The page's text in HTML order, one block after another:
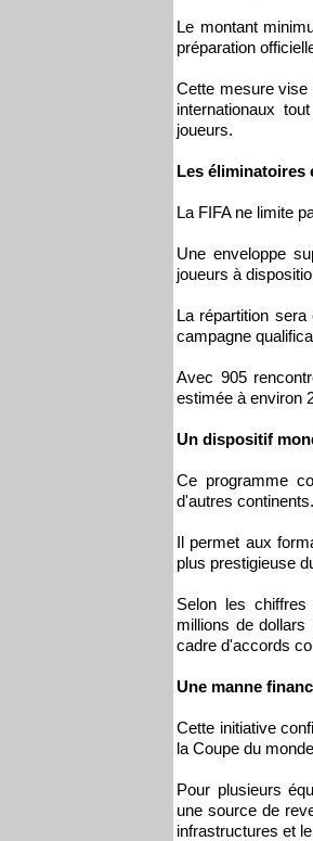
Le montant
préparation
Cette mesure vise
internationaux
joueurs.
Les éliminatoires
La FIFA ne limite
Une enveloppe
joueurs à
La répartition
campagne
Avec 905
estimée à environ
Un dispositif
Ce programme
d'autres continents.
Il permet aux
plus prestigieuse
Selon les
millions de
cadre d'accords
Une manne
Cette initiative
la Coupe du
Pour plusieurs
une source de
infrastructures et